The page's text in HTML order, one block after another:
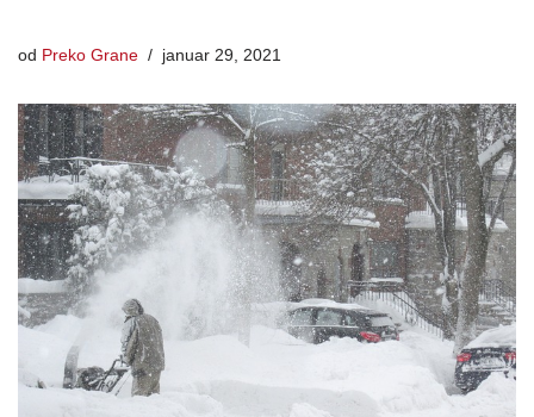
od Preko Grane januar 29, 2021